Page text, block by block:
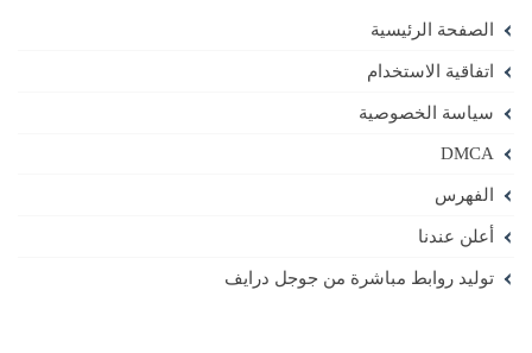
الصفحة الرئيسية
اتفاقية الاستخدام
سياسة الخصوصية
DMCA
الفهرس
أعلن عندنا
توليد روابط مباشرة من جوجل درايف